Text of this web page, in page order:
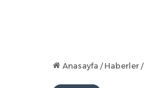
Anasayfa / Haberler /